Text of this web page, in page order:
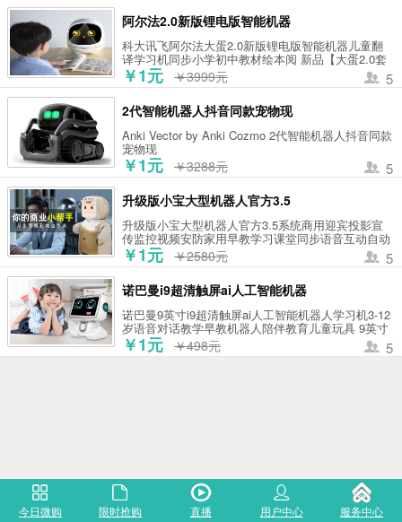
阿尔法2.0新版锂电版智能机器
科大讯飞阿尔法大蛋2.0新版锂电版智能机器儿童翻
译学习机同步小学初中教材绘本阅 新品【大蛋2.0套
装版】送原装涂鸦板+华为充电宝
￥1元 ￥3999元 5
2代智能机器人抖音同款宠物现
Anki Vector by Anki Cozmo 2代智能机器人抖音同款
宠物现
￥1元 ￥3288元 5
升级版小宝大型机器人官方3.5
升级版小宝大型机器人官方3.5系统商用迎宾投影宣
传监控视频安防家用早教学习课堂同步语音互动自动
充电 小宝 家用版+激光投影+小学课本同步 金色 升
级版3.5系统
￥1元 ￥2580元 5
诺巴曼i9超清触屏ai人工智能机器
诺巴曼9英寸i9超清触屏ai人工智能机器人学习机3-12
岁语音对话教学早教机器人陪伴教育儿童玩具 9英寸
智能机器人学习机i9 会跳舞走动的9英寸触屏教学机
器人
￥1元 ￥498元 5
今日微购 限时抢购 直播 用户中心 服务中心